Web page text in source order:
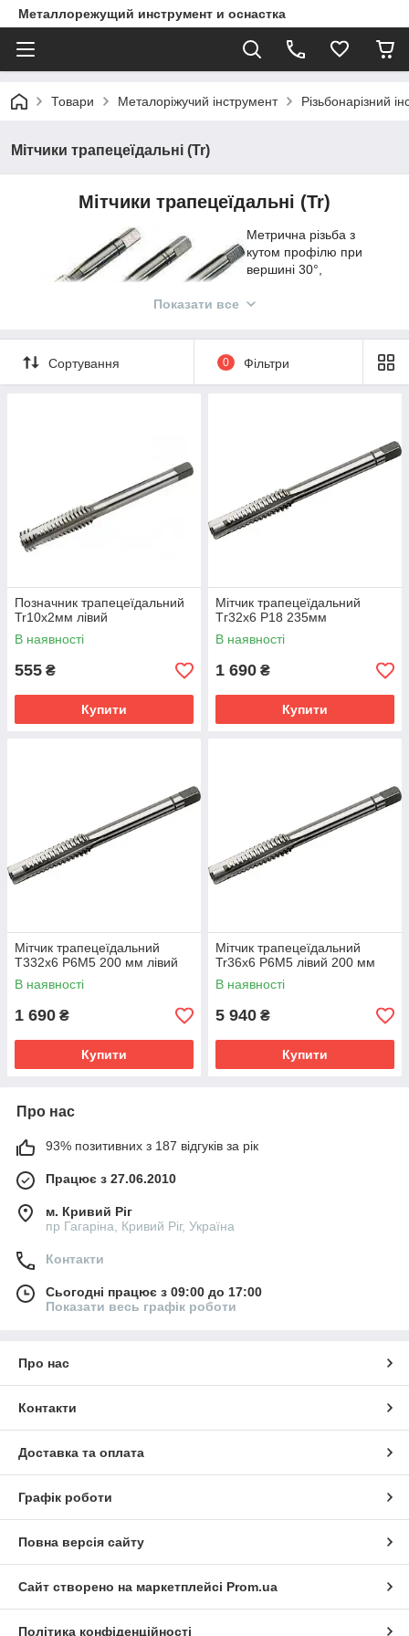
Металлорежущий инструмент и оснастка
Товари Металоріжучий інструмент Різьбонарізний
Мітчики трапецеїдальні (Tr)
Мітчики трапецеїдальні (Tr)
Метрична різьба з
кутом профілю при
вершині 30°,
профілю Н=1,866 Р.
однозаходной
різьблення: літера Tr (trapezoidal), числове значення
номінального діаметра різьби в міліметрах, числове значення
кроку, букви LH для лівої різьби і позначення поля допуску.
Призначена для передачі руху (ходові гвинти, гвинтів
супортів, штурвальные гвинти, вантажні гвинти та ін) і
знаходить своє застосування в різних механічних пристроях
— токарних верстатів, автопідйомників та ін.
Показати все
Сортування 0 Фільтри
Позначник трапецеїдальний
Tr10х2мм лівий
В наявності
555 ₴
Купити
Мітчик трапецеїдальний
Тг32х6 Р18 235мм
В наявності
1 690 ₴
Купити
Мітчик трапецеїдальний
T332х6 Р6М5 200 мм лівий
В наявності
1 690 ₴
Купити
Мітчик трапецеїдальний
Tr36х6 Р6М5 лівий 200 мм
В наявності
5 940 ₴
Купити
Про нас
93% позитивних з 187 відгуків за рік
Працює з 27.06.2010
м. Кривий Ріг
пр Гагаріна, Кривий Ріг, Україна
Контакти
Сьогодні працює з 09:00 до 17:00
Показати весь графік роботи
Про нас
Контакти
Доставка та оплата
Графік роботи
Повна версія сайту
Сайт створено на маркетплейсі Prom.ua
Політика конфіденційності